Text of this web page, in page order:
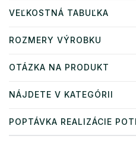
VEĽKOSTNÁ TABUĽKA
ROZMERY VÝROBKU
OTÁZKA NA PRODUKT
NÁJDETE V KATEGÓRII
POPTÁVKA REALIZÁCIE